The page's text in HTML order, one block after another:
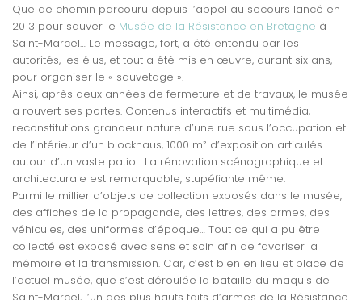
Que de chemin parcouru depuis l’appel au secours lancé en
2013 pour sauver le Musée de la Résistance en Bretagne à
Saint-Marcel… Le message, fort, a été entendu par les
autorités, les élus, et tout a été mis en œuvre, durant six ans,
pour organiser le « sauvetage ».
Ainsi, après deux années de fermeture et de travaux, le musée
a rouvert ses portes. Contenus interactifs et multimédia,
reconstitutions grandeur nature d’une rue sous l’occupation et
de l’intérieur d’un blockhaus, 1000 m² d’exposition articulés
autour d’un vaste patio… La rénovation scénographique et
architecturale est remarquable, stupéfiante même.
Parmi le millier d’objets de collection exposés dans le musée,
des affiches de la propagande, des lettres, des armes, des
véhicules, des uniformes d’époque… Tout ce qui a pu être
collecté est exposé avec sens et soin afin de favoriser la
mémoire et la transmission. Car, c’est bien en lieu et place de
l’actuel musée, que s’est déroulée la bataille du maquis de